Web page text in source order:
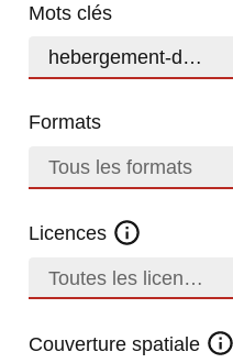
Mots clés
hebergement-durable
Formats
Tous les formats
Licences
Toutes les licences
Couverture spatiale